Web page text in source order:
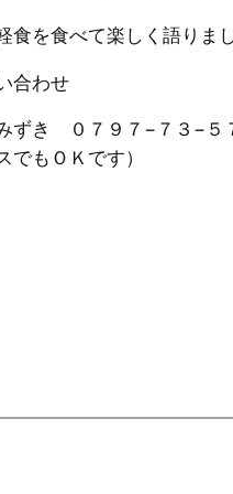
食を食べて楽しく語りま
合わせ
ずき ０７９７−７３−
でもＯＫです）